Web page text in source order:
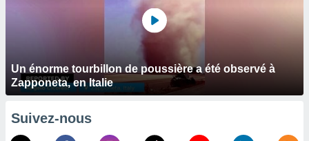
Un énorme tourbillon de poussière a été observé à
Zapponeta, en Italie
Suivez-nous